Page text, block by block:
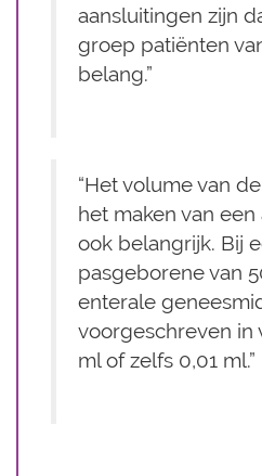
aansluitingen zijn
groep patiënten
belang.”
“Het volume van
het maken van
ook belangrijk. Bij
pasgeborene van
enterale
voorgeschreven in
ml of zelfs 0,01 ml.”